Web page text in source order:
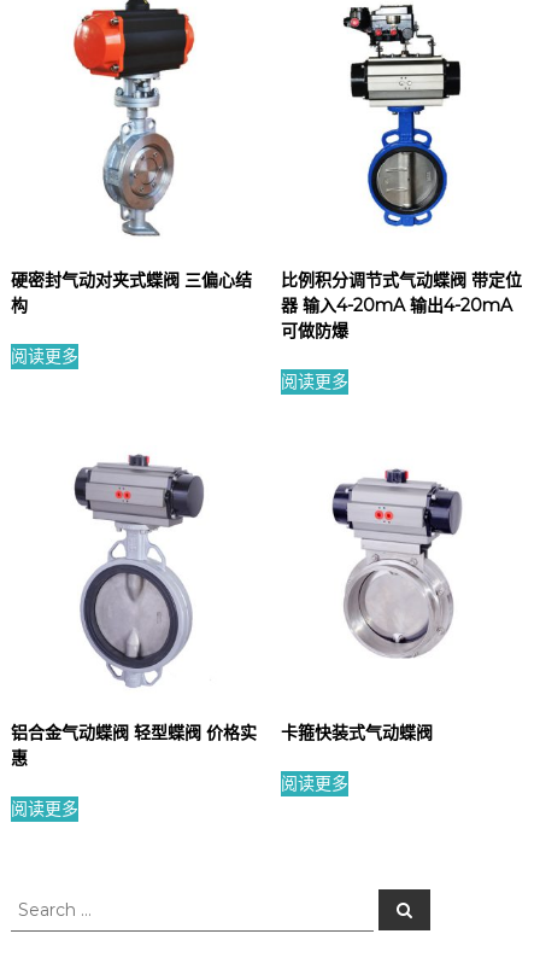
硬密封气动对夹式蝶阀 三偏心结
构
阅读更多
比例积分调节式气动蝶阀 带定位
器 输入4-20mA 输出4-20mA
可做防爆
阅读更多
铝合金气动蝶阀 轻型蝶阀 价格实
惠
阅读更多
卡箍快装式气动蝶阀
阅读更多
S
S